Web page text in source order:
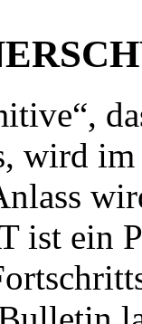
wird
ist ein